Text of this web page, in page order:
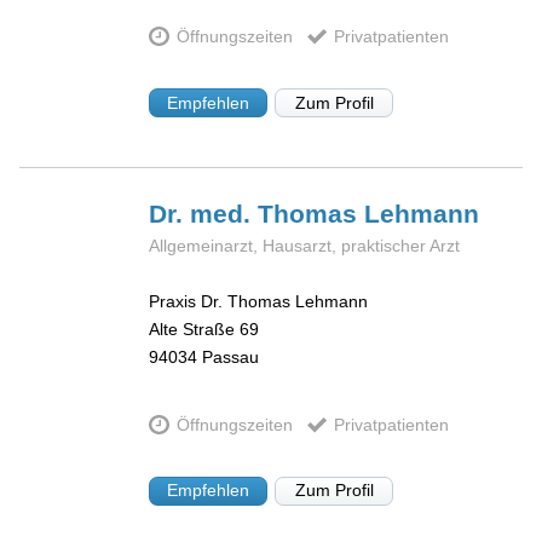
Öffnungszeiten Privatpatienten
Empfehlen Zum Profil
Dr. med. Thomas Lehmann
Allgemeinarzt, Hausarzt, praktischer Arzt
Praxis Dr. Thomas Lehmann
Alte Straße 69
94034 Passau
Öffnungszeiten Privatpatienten
Empfehlen Zum Profil